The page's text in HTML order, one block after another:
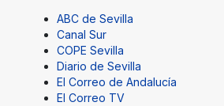
ABC de Sevilla
Canal Sur
COPE Sevilla
Diario de Sevilla
El Correo de Andalucía
El Correo TV